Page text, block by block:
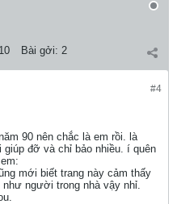
Bài gởi: 2
#4
90 nên chắc là em rồi. là
đỡ và chỉ bảo nhiều. í quên
mới biết trang này cảm thấy
người trong nhà vậy nhỉ.